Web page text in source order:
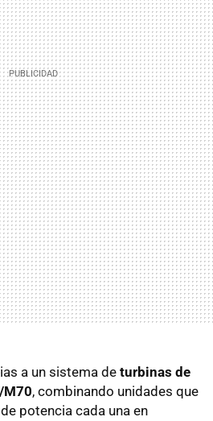
a un sistema de turbinas de
M70, combinando unidades que
potencia cada una en